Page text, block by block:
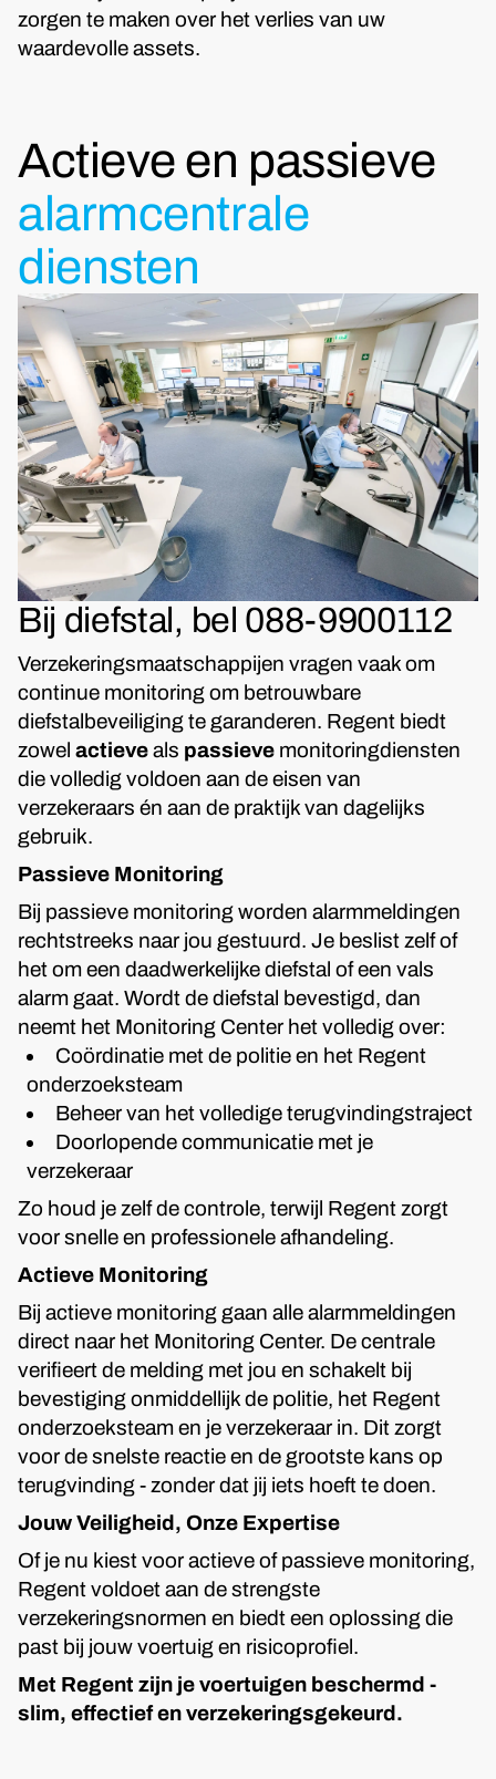
zorgen te maken over het verlies van uw
waardevolle assets.
Actieve en passieve
alarmcentrale
diensten
Bij diefstal, bel 088-9900112
Verzekeringsmaatschappijen vragen vaak om
continue monitoring om betrouwbare
diefstalbeveiliging te garanderen. Regent biedt
zowel actieveals passieve monitoringdiensten
die volledig voldoen aan de eisen van
verzekeraars én aan de praktijk van dagelijks
gebruik.
Passieve Monitoring
Bij passieve monitoring worden alarmmeldingen
rechtstreeks naar jou gestuurd. Je beslist zelf of
het om een daadwerkelijke diefstal of een vals
alarm gaat. Wordt de diefstal bevestigd, dan
neemt het Monitoring Center het volledig over:
Coördinatie met de politie en het Regent
onderzoeksteam
Beheer van het volledige terugvindingstraject
Doorlopende communicatie met je
verzekeraar
Zo houd je zelf de controle, terwijl Regent zorgt
voor snelle en professionele afhandeling.
Actieve Monitoring
Bij actieve monitoring gaan alle alarmmeldingen
direct naar het Monitoring Center. De centrale
verifieert de melding met jou en schakelt bij
bevestiging onmiddellijk de politie, het Regent
onderzoeksteam en je verzekeraar in. Dit zorgt
voor de snelste reactie en de grootste kans op
terugvinding - zonder dat jij iets hoeft te doen.
Jouw Veiligheid, Onze Expertise
Of je nu kiest voor actieve of passieve monitoring,
Regent voldoet aan de strengste
verzekeringsnormen en biedt een oplossing die
past bij jouw voertuig en risicoprofiel.
Met Regent zijn je voertuigen beschermd -
slim, effectief en verzekeringsgekeurd.